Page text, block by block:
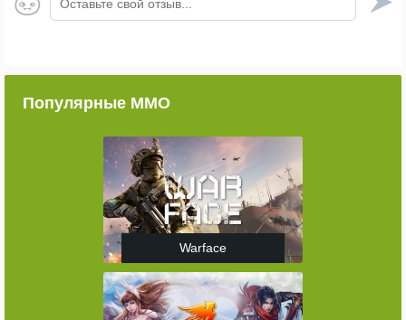
Оставьте свой отзыв...
Популярные ММО
Warface